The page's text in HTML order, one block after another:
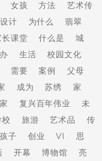
女孩 方法
艺术传
计 为什么
翡翠
长课堂 什么是
城
生活
校园文化
需要 案例
父母
成为 苏绣
家
复兴百年伟业
未
旅游 艺术品
传
子 创业 VI
思
开幕 博物馆 亮